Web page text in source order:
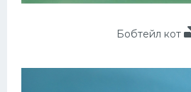
Бобтейл кот